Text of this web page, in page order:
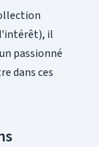
il
passionné
dans ces